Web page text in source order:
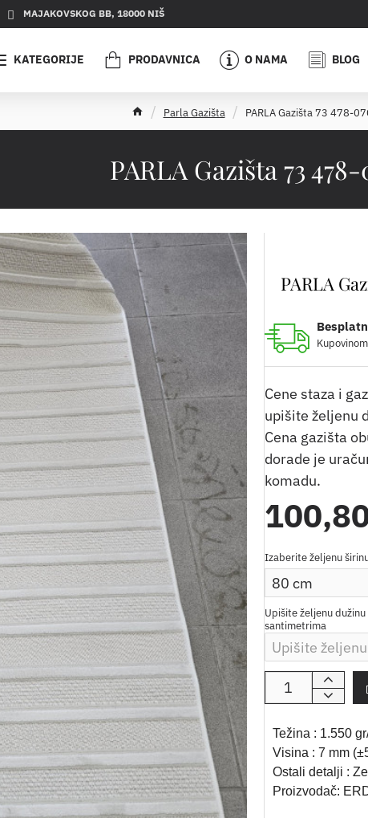
MAJAKOVSKOG BB, 18000 NIŠ
KATEGORIJE PRODAVNICA O NAMA BLOG
PARLA Gazišta 73
h
o
Parla Gazišta PARLA Gazišta 73 478-
PARLA
Cene staza i
upišite željenu
Cena gazišta
dorade je
komadu.
Izaberite željenu
Upišite željenu dužinu
santimetrima
Težina : 1.550
Visina : 7 mm
Ostali detalji :
Proizvodač: